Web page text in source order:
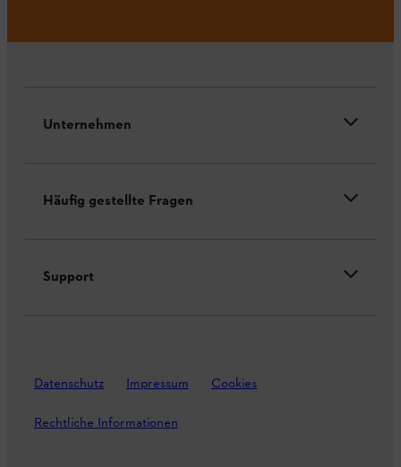
Unternehmen
Häufig gestellte Fragen
Support
Datenschutz Impressum Cookies
Rechtliche Informationen